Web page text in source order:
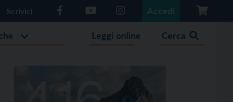
Scrivici Accedi
Leggi online Cerca